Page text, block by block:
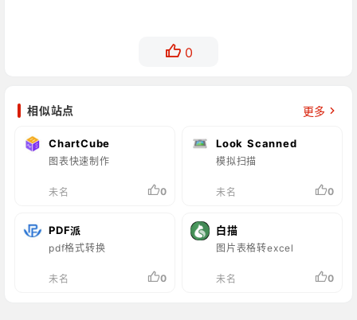
0
相似站点 更多
ChartCube
图表快速制作
未名 0
Look Scanned
模拟扫描
未名 0
PDF派
pdf格式转换
未名 0
白描
图片表格转excel
未名 0